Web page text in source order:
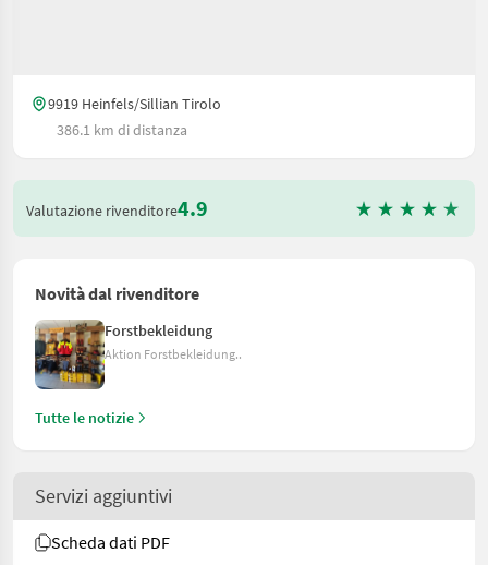
9919 Heinfels/Sillian Tirolo
386.1 km di distanza
Valutazione rivenditore4.9
Novità dal rivenditore
Forstbekleidung
Aktion Forstbekleidung..
Tutte le notizie
Servizi aggiuntivi
Scheda dati PDF